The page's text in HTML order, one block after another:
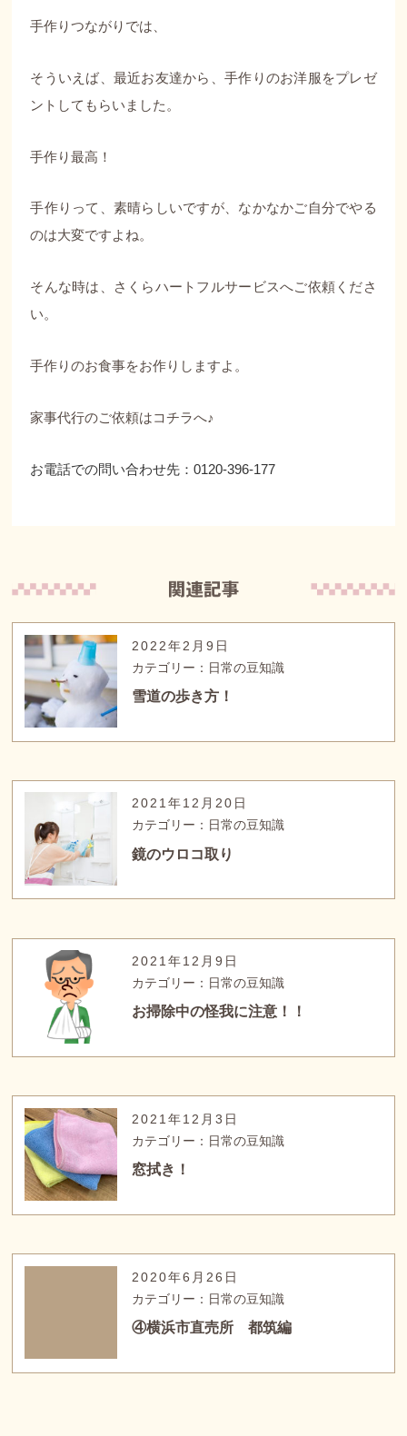
手作りつながりでは、
そういえば、最近お友達から、手作りのお洋服をプレゼ
ントしてもらいました。
手作り最高！
手作りって、素晴らしいですが、なかなかご自分でやる
のは大変ですよね。
そんな時は、さくらハートフルサービスへご依頼くださ
い。
手作りのお食事をお作りしますよ。
家事代行のご依頼はコチラへ♪
お電話での問い合わせ先：0120-396-177
2022年2月9日
カテゴリー：日常の豆知識
雪道の歩き方！
2021年12月20日
カテゴリー：日常の豆知識
鏡のウロコ取り
2021年12月9日
カテゴリー：日常の豆知識
お掃除中の怪我に注意！！
2021年12月3日
カテゴリー：日常の豆知識
窓拭き！
2020年6月26日
カテゴリー：日常の豆知識
④横浜市直売所 都筑編